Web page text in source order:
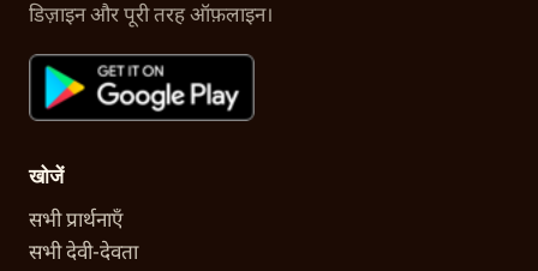
डिज़ाइन और पूरी तरह ऑफ़लाइन।
खोजें
सभी प्रार्थनाएँ
सभी देवी-देवता